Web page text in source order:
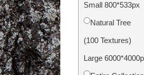
Fotode taastamine
Small 800*533px
Natural Tree
(100 Textures)
Large